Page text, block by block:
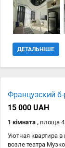
воздух. Развитая
ДЕТАЛЬНІШЕ
Французский б-
15 000 UAH
1 кімната , площа
Уютная квартира
возле театра